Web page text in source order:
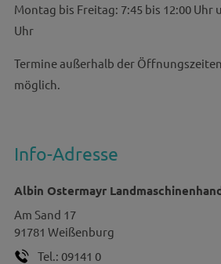
Montag bis Freitag: 7:45 bis 12:00 Uhr
Uhr
Termine außerhalb der
möglich.
Info-Adresse
Albin Ostermayr
Am Sand 17
91781 Weißenburg
Tel.: 09141 0